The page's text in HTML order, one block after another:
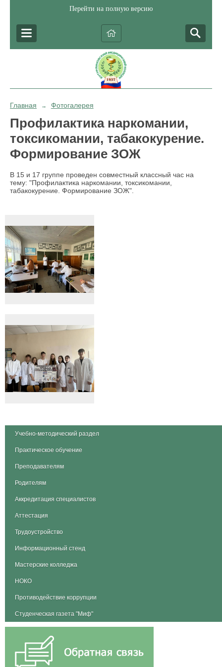
Перейти на полную версию
Главная → Фотогалерея
Профилактика наркомании,
токсикомании, табакокурение.
Формирование ЗОЖ
В 15 и 17 группе проведен совместный классный час на
тему: "Профилактика наркомании, токсикомании,
табакокурение. Формирование ЗОЖ".
Учебно-методический раздел
Практическое обучение
Преподавателям
Родителям
Аккредитация специалистов
Аттестация
Трудоустройство
Информационный стенд
Мастерские колледжа
НОКО
Противодействие коррупции
Студенческая газета "Миф"